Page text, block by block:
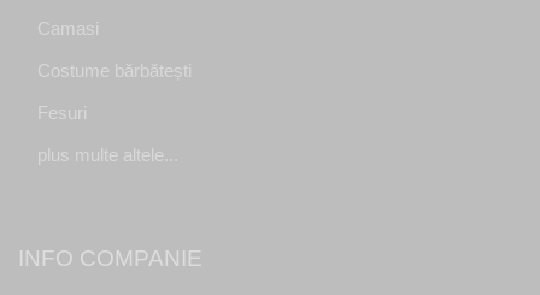
Camasi
Costume bărbătești
Fesuri
plus multe altele...
INFO COMPANIE